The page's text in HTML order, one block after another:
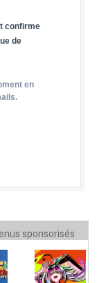
confirme
de
en
sponsorisés